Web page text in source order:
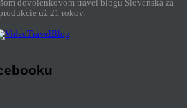
dovolenkovom travel blogu Slovenska za
už 21 rokov.